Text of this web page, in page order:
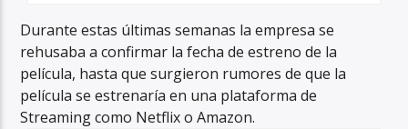
Durante estas últimas semanas la empresa se
rehusaba a confirmar la fecha de estreno de la
película, hasta que surgieron rumores de que la
película se estrenaría en una plataforma de
Streaming como Netflix o Amazon.